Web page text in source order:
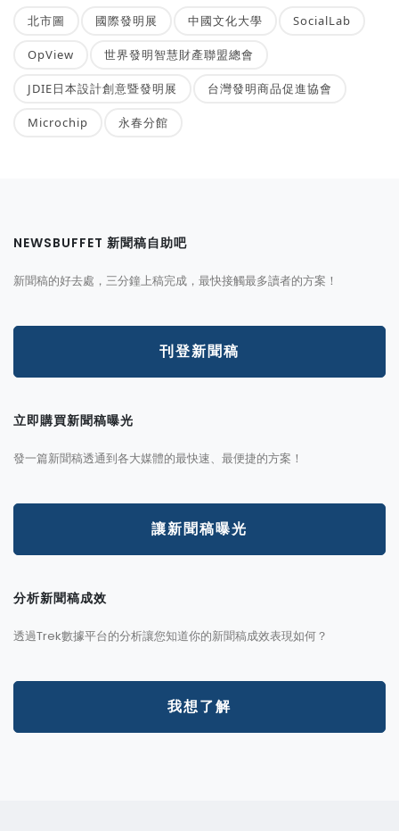
北市圖 國際發明展 中國文化大學 SocialLab
OpView 世界發明智慧財產聯盟總會
JDIE日本設計創意暨發明展 台灣發明商品促進協會
Microchip 永春分館
NEWSBUFFET 新聞稿自助吧
新聞稿的好去處，三分鐘上稿完成，最快接觸最多讀者的方案！
刊登新聞稿
立即購買新聞稿曝光
發一篇新聞稿透通到各大媒體的最快速、最便捷的方案！
讓新聞稿曝光
分析新聞稿成效
透過Trek數據平台的分析讓您知道你的新聞稿成效表現如何？
我想了解